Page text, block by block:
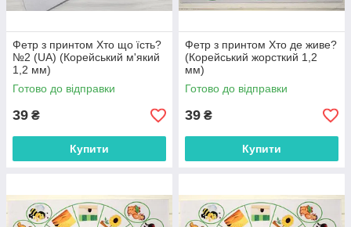
Фетр з принтом Хто що їсть?
№2 (UA) (Корейський м'який
1,2 мм)
Готово до відправки
39 ₴
Купити
Фетр з принтом Хто де живе?
(Корейський жорсткий 1,2
мм)
Готово до відправки
39 ₴
Купити